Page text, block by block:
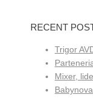
RECENT
Trigor
Mixer,